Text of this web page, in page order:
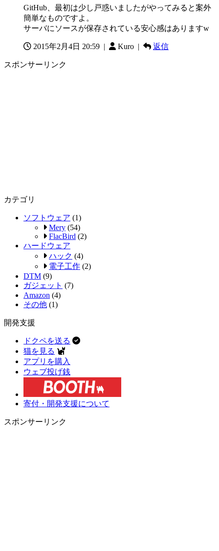
GitHub、最初は少し戸惑いましたがやってみると案外
簡単なものですよ。
サーバにソースが保存されている安心感はありますw
2015年2月4日 20:59 | Kuro | 返信
スポンサーリンク
カテゴリ
ソフトウェア (1)
Mery (54)
FlacBird (2)
ハードウェア
ハック (4)
電子工作 (2)
DTM (9)
ガジェット (7)
Amazon (4)
その他 (1)
開発支援
ドクペを送る
猫を見る
アプリを購入
ウェブ投げ銭
寄付・開発支援について
スポンサーリンク